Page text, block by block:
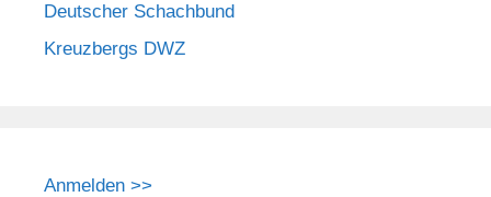
Deutscher Schachbund
Kreuzbergs DWZ
Anmelden >>